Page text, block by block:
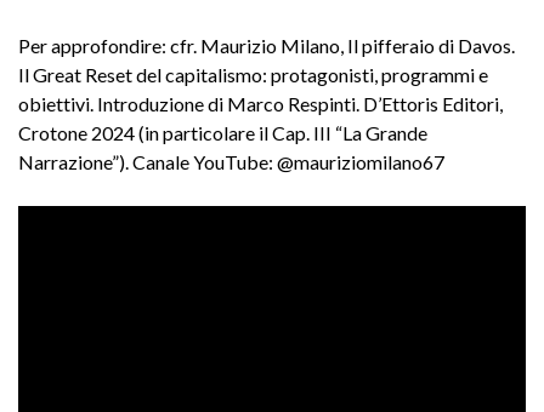
Per approfondire: cfr. Maurizio Milano, Il pifferaio di Davos.
Il Great Reset del capitalismo: protagonisti, programmi e
obiettivi. Introduzione di Marco Respinti. D’Ettoris Editori,
Crotone 2024 (in particolare il Cap. III “La Grande
Narrazione”). Canale YouTube: @mauriziomilano67